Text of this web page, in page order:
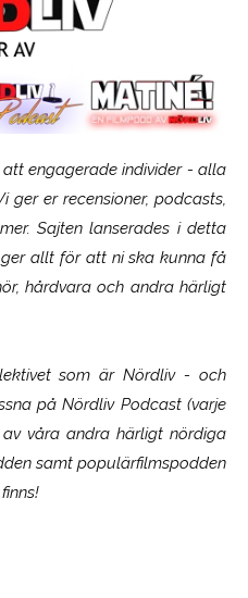
engagerade individer - alla
ger er recensioner, podcasts,
Sajten lanserades i detta
allt för att ni ska kunna få
hårdvara och andra härligt
som ärNördliv- och
på Nördliv Podcast (varje
våra andra härligt nördiga
samt populärfilmspodden